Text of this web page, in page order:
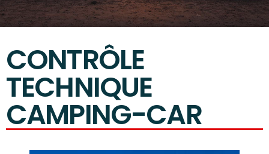
CONTRÔLE
TECHNIQUE
CAMPING-CAR